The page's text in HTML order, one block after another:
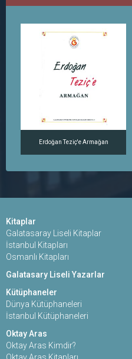
Erdoğan Teziç'e Armağan
Kitaplar
Galatasaray Liseli Kitaplar
İstanbul Kitapları
Osmanlı Kitapları
Galatasary Liseli Yazarlar
Kütüphaneler
Dünya Kütüphaneleri
İstanbul Kütüphaneleri
Oktay Aras
Oktay Aras Kimdir?